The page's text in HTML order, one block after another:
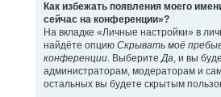
Как избежать появления моего
сейчас на конференции»?
На вкладке «Личные настройки» в
найдёте опцию Скрывать моё
конференции. ВыберитеДа, и вы
администраторам, модераторам и
остальных вы будете скрытым